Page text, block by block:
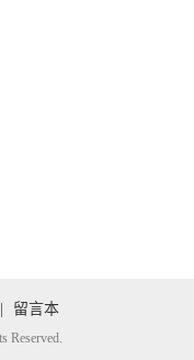
留言本
Reserved.